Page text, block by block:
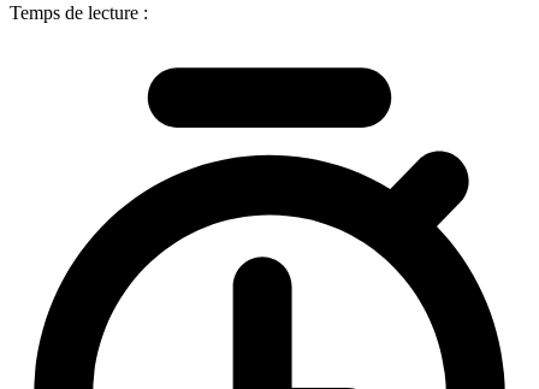
Temps de lecture :